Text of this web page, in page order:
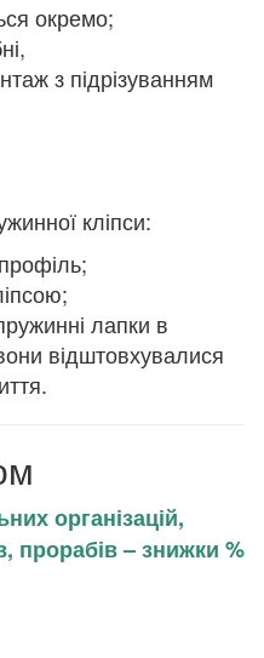
окремо;
з підрізуванням
кліпси:
лапки в
відштовхувалися
організацій,
прорабів – знижки %